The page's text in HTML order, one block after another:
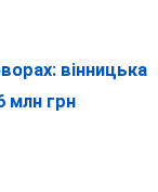
вінницька
млн грн